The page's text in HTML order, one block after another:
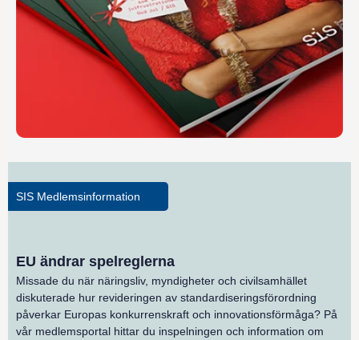
SIS Medlemsinformation
EU ändrar spelreglerna
Missade du när näringsliv, myndigheter och civilsamhället
diskuterade hur revideringen av standardiseringsförordning
påverkar Europas konkurrenskraft och innovationsförmåga? På
vår medlemsportal hittar du inspelningen och information om